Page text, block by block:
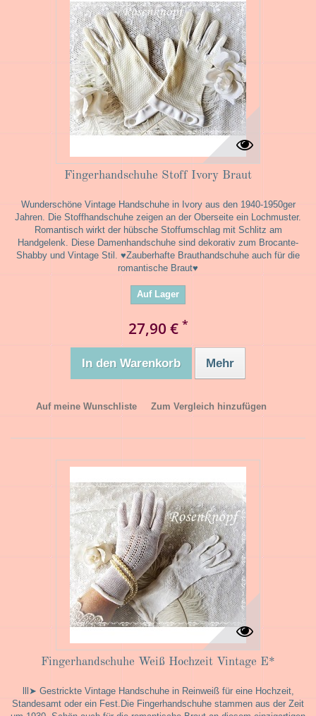
Fingerhandschuhe Stoff Ivory Braut
Wunderschöne Vintage Handschuhe in Ivory aus den 1940-1950ger
Jahren. Die Stoffhandschuhe zeigen an der Oberseite ein Lochmuster.
Romantisch wirkt der hübsche Stoffumschlag mit Schlitz am
Handgelenk. Diese Damenhandschuhe sind dekorativ zum Brocante-
Shabby und Vintage Stil. ♥Zauberhafte Brauthandschuhe auch für die
romantische Braut♥
Auf Lager
27,90 € *
In den Warenkorb Mehr
Auf meine Wunschliste Zum Vergleich hinzufügen
Fingerhandschuhe Weiß Hochzeit Vintage E*
lll➤ Gestrickte Vintage Handschuhe in Reinweiß für eine Hochzeit,
Standesamt oder ein Fest.Die Fingerhandschuhe stammen aus der Zeit